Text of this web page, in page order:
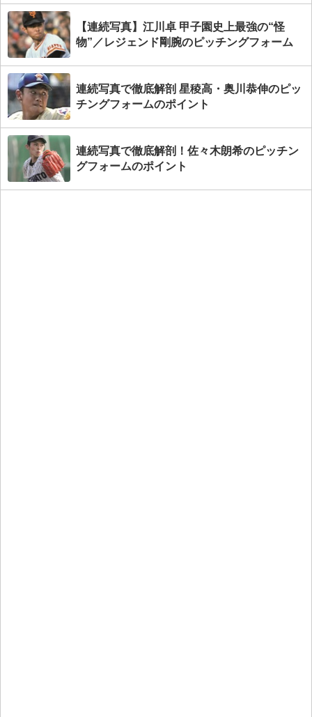
【連続写真】江川卓 甲子園史上最強の“怪
物”／レジェンド剛腕のピッチングフォーム
連続写真で徹底解剖 星稜高・奥川恭伸のピッ
チングフォームのポイント
連続写真で徹底解剖！佐々木朗希のピッチン
グフォームのポイント